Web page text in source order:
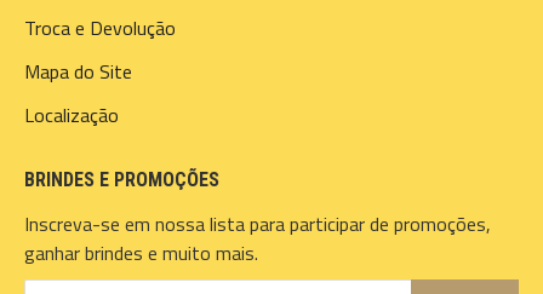
Troca e Devolução
Mapa do Site
Localização
BRINDES E PROMOÇÕES
Inscreva-se em nossa lista para participar de promoções,
ganhar brindes e muito mais.